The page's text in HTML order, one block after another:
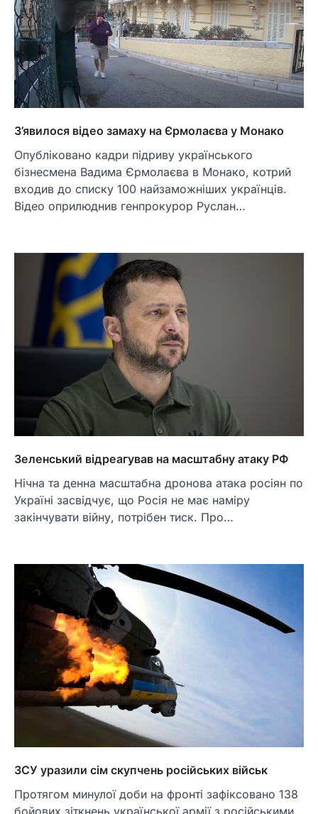
З’явилося відео замаху на Єрмолаєва у Монако
Опубліковано кадри підриву українського
бізнесмена Вадима Єрмолаєва в Монако, котрий
входив до списку 100 найзаможніших українців.
Відео оприлюднив генпрокурор Руслан…
Зеленський відреагував на масштабну атаку РФ
Нічна та денна масштабна дронова атака росіян по
Україні засвідчує, що Росія не має наміру
закінчувати війну, потрібен тиск. Про…
ЗСУ уразили сім скупчень російських військ
Протягом минулої доби на фронті зафіксовано 138
бойових зіткнень української армії з російськими